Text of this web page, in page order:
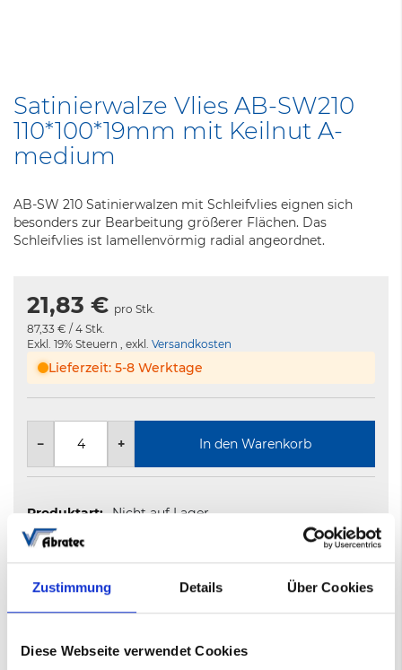
Zustimmung Details Über Cookies
Diese Webseite verwendet Cookies
Anfang
der
Bildergalerie
springen
Satinierwalze Vlies AB-SW210
110*100*19mm mit Keilnut A-
medium
AB-SW 210 Satinierwalzen mit Schleifvlies eignen sich
besonders zur Bearbeitung größerer Flächen. Das
Schleifvlies ist lamellenvörmig radial angeordnet.
21,83 € pro Stk.
87,33 € / 4 Stk.
Exkl. 19% Steuern , exkl. Versandkosten
Lieferzeit: 5-8 Werktage
− + In den Warenkorb
Nicht auf Lager
Mehr
Satinierwalze Vlies
A-medium